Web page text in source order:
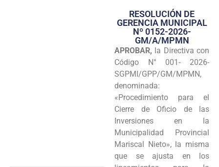
Transparencia
Seguridad
Programas
Intranet
RESOLUCIÓN DE
GERENCIA MUNICIPAL
Nº 0152-2026-
GM/A/MPMN
APROBAR, la Directiva con
Código N° 001- 2026-
SGPMI/GPP/GM/MPMN,
denominada:
«Procedimiento para el
Cierre de Oficio de las
Inversiones en la
Municipalidad Provincial
Mariscal Nieto», la misma
que se ajusta en los